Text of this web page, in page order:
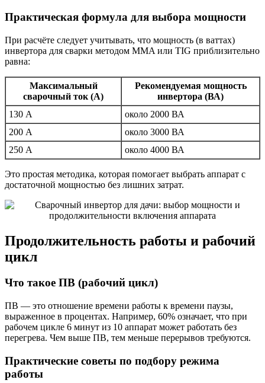
Практическая формула для выбора мощности
При расчёте следует учитывать, что мощность (в ваттах)
инвертора для сварки методом MMA или TIG приблизительно
равна:
Максимальный
сварочный ток (А)
Рекомендуемая мощность
инвертора (ВА)
130 А
около 2000 ВА
200 А
около 3000 ВА
250 А
около 4000 ВА
Это простая методика, которая помогает выбрать аппарат с
достаточной мощностью без лишних затрат.
Продолжительность работы и рабочий
цикл
Что такое ПВ (рабочий цикл)
ПВ — это отношение времени работы к времени паузы,
выраженное в процентах. Например, 60% означает, что при
рабочем цикле 6 минут из 10 аппарат может работать без
перегрева. Чем выше ПВ, тем меньше перерывов требуются.
Практические советы по подбору режима
работы